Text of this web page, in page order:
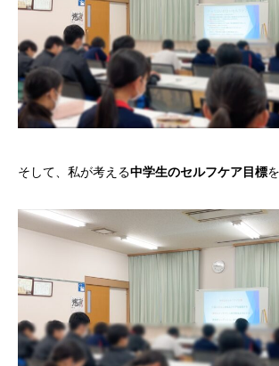
そして、私が考える中学生のセルフケア目標